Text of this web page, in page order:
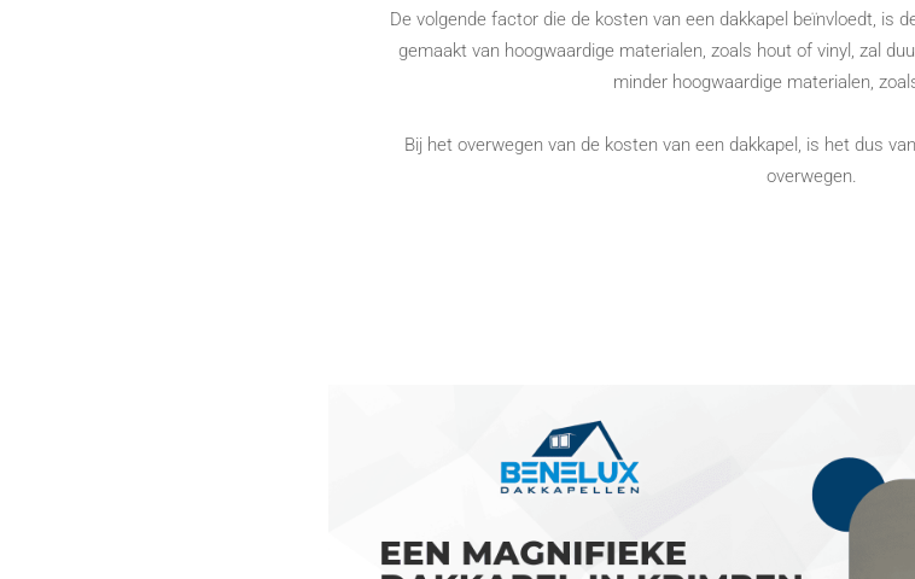
De volgende factor die de kosten van een dakkapel beïnvloedt, is
gemaakt van hoogwaardige materialen, zoals hout of vinyl, zal
minder hoogwaardige materialen,
Bij het overwegen van de kosten van een dakkapel, is het dus
overwegen.